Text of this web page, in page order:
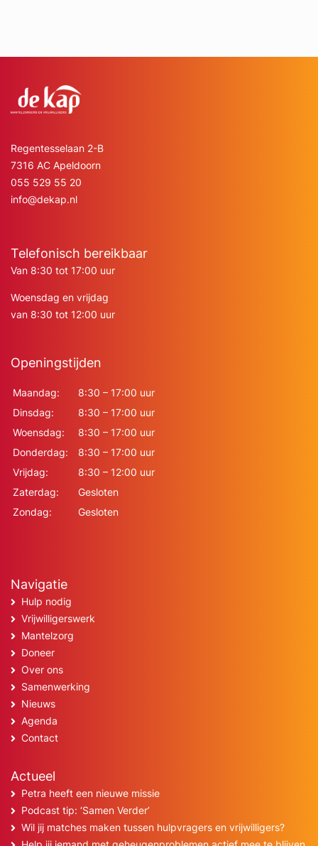
Regentesselaan 2-B
7316 AC Apeldoorn
055 529 55 20
info@dekap.nl
Telefonisch bereikbaar
Van 8:30 tot 17:00 uur
Woensdag en vrijdag
van 8:30 tot 12:00 uur
Openingstijden
Maandag:
8:30 – 17:00 uur
Dinsdag:
8:30 – 17:00 uur
Woensdag:
8:30 – 17:00 uur
Donderdag:
8:30 – 17:00 uur
Vrijdag:
8:30 – 12:00 uur
Zaterdag:
Gesloten
Zondag:
Gesloten
Navigatie
Hulp nodig
Vrijwilligerswerk
Mantelzorg
Doneer
Over ons
Samenwerking
Nieuws
Agenda
Contact
Actueel
Petra heeft een nieuwe missie
Podcast tip: ‘Samen Verder’
Wil jij matches maken tussen hulpvragers en vrijwilligers?